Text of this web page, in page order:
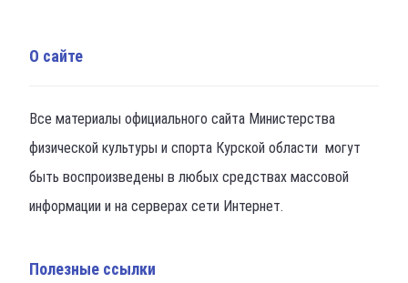
О сайте
Все материалы официального сайта Министерства
физической культуры и спорта Курской области могут
быть воспроизведены в любых средствах массовой
информации и на серверах сети Интернет.
Полезные ссылки